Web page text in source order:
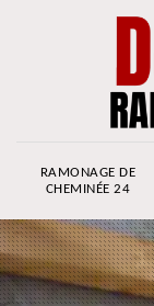
RAMONAGE DE
CHEMINÉE 24